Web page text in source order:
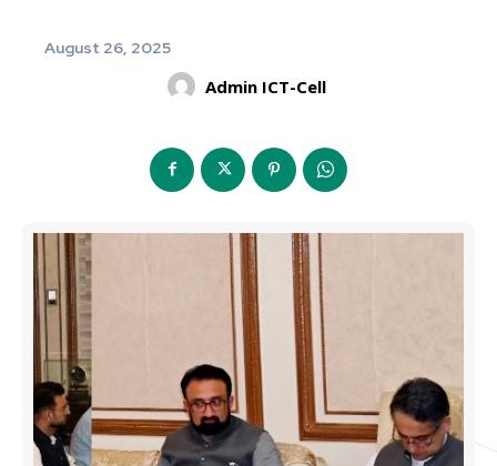
August 26, 2025
Admin ICT-Cell